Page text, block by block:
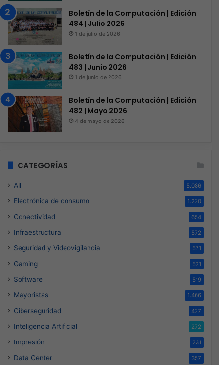
Boletín de la Computación | Edición
484 | Julio 2026
1 de julio de 2026
Boletín de la Computación | Edición
483 | Junio 2026
1 de junio de 2026
Boletín de la Computación | Edición
482 | Mayo 2026
4 de mayo de 2026
CATEGORÍAS
All 5.086
Electrónica de consumo 1.220
Conectividad 654
Infraestructura 572
Seguridad y Videovigilancia 571
Gaming 521
Software 519
Mayoristas 1.466
Ciberseguridad 427
Inteligencia Artificial 272
Impresión 231
Data Center 357